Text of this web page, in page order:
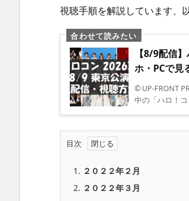
視聴手順を解説しています、
【8/9配信
ホ・PCで見
© UP-FRONT
中の「ハロ！
目次
1. ２０２２年２月
2. ２０２２年３月